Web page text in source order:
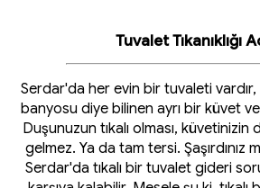
Tuvalet Tıkanıklığı
Serdar'da her evin bir tuvaleti
banyosu diye bilinen ayrı bir küvet ve
Duşunuzun tıkalı olması, küvetinizin
gelmez. Ya da tam tersi. Şaşırdınız
Serdar'da tıkalı bir tuvalet gideri